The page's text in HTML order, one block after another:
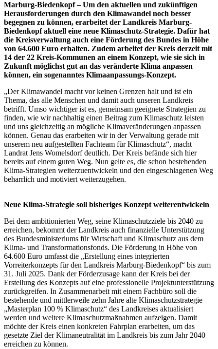
Marburg-Biedenkopf – Um den aktuellen und zukünftigen
Herausforderungen durch den Klimawandel noch besser
begegnen zu können, erarbeitet der Landkreis Marburg-
Biedenkopf aktuell eine neue Klimaschutz-Strategie. Dafür hat
die Kreisverwaltung auch eine Förderung des Bundes in Höhe
von 64.600 Euro erhalten. Zudem arbeitet der Kreis derzeit mit
14 der 22 Kreis-Kommunen an einem Konzept, wie sie sich in
Zukunft möglichst gut an das veränderte Klima anpassen
können, ein sogenanntes Klimaanpassungs-Konzept.
„Der Klimawandel macht vor keinen Grenzen halt und ist ein
Thema, das alle Menschen und damit auch unseren Landkreis
betrifft. Umso wichtiger ist es, gemeinsam geeignete Strategien zu
finden, wie wir nachhaltig einen Beitrag zum Klimaschutz leisten
und uns gleichzeitig an mögliche Klimaveränderungen anpassen
können. Genau das erarbeiten wir in der Verwaltung gerade mit
unserem neu aufgestellten Fachteam für Klimaschutz“, macht
Landrat Jens Womelsdorf deutlich. Der Kreis befände sich hier
bereits auf einem guten Weg. Nun gelte es, die schon bestehenden
Klima-Strategien weiterzuentwickeln und den eingeschlagenen Weg
beharrlich und motiviert weiterzugehen.
Neue Klima-Strategie soll bisheriges Konzept weiterentwickeln
Bei dem ambitionierten Weg, seine Klimaschutzziele bis 2040 zu
erreichen, bekommt der Landkreis auch finanzielle Unterstützung
des Bundesministeriums für Wirtschaft und Klimaschutz aus dem
Klima- und Transformationsfonds. Die Förderung in Höhe von
64.600 Euro umfasst die „Erstellung eines integrierten
Vorreiterkonzepts für den Landkreis Marburg-Biedenkopf“ bis zum
31. Juli 2025. Dank der Förderzusage kann der Kreis bei der
Erstellung des Konzepts auf eine professionelle Projektunterstützung
zurückgreifen. In Zusammenarbeit mit einem Fachbüro soll die
bestehende und mittlerweile zehn Jahre alte Klimaschutzstrategie
„Masterplan 100 % Klimaschutz“ des Landkreises aktualisiert
werden und weitere Klimaschutzmaßnahmen aufzeigen. Damit
möchte der Kreis einen konkreten Fahrplan erarbeiten, um das
gesetzte Ziel der Klimaneutralität im Landkreis bis zum Jahr 2040
erreichen zu können.